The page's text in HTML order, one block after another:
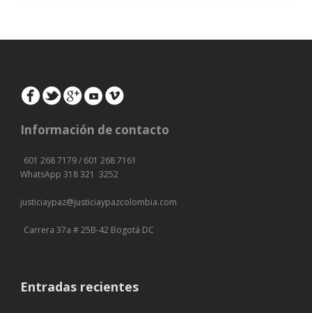
Información de contacto
601 268 7179 / 601 268 7161
WhatsApp 318 321 3252
justiciaypaz@justiciaypazcolombia.com
Carrera 37a # 25B-42 Bogotá DC
Entradas recientes